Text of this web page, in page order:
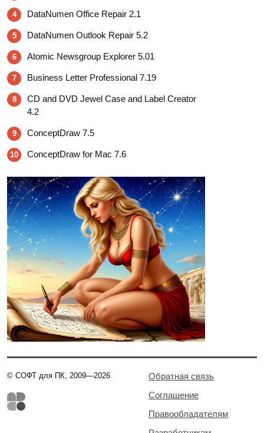
4 DataNumen Office Repair 2.1
5 DataNumen Outlook Repair 5.2
6 Atomic Newsgroup Explorer 5.01
7 Business Letter Professional 7.19
8
CD and DVD Jewel Case and Label Creator
4.2
9 ConceptDraw 7.5
10 ConceptDraw for Mac 7.6
© СОФТ для ПК, 2009—2026
Обратная связь
Соглашение
Правообладателям